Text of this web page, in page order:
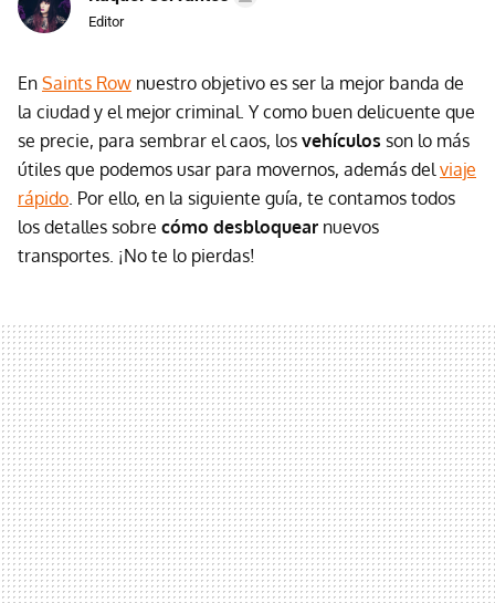
Editor
En Saints Row nuestro objetivo es ser la mejor banda de
la ciudad y el mejor criminal. Y como buen delicuente que
se precie, para sembrar el caos, los vehículos son lo más
útiles que podemos usar para movernos, además del viaje
rápido . Por ello, en la siguiente guía, te contamos todos
los detalles sobre cómo desbloquear nuevos
transportes. ¡No te lo pierdas!